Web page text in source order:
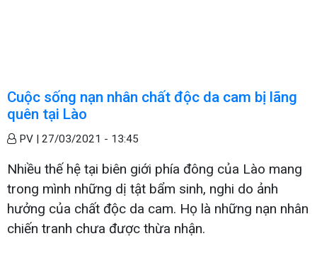
Cuộc sống nạn nhân chất độc da cam bị lãng
quên tại Lào
PV | 27/03/2021 - 13:45
Nhiều thế hệ tại biên giới phía đông của Lào mang
trong mình những dị tật bẩm sinh, nghi do ảnh
hưởng của chất độc da cam. Họ là những nạn nhân
chiến tranh chưa được thừa nhận.